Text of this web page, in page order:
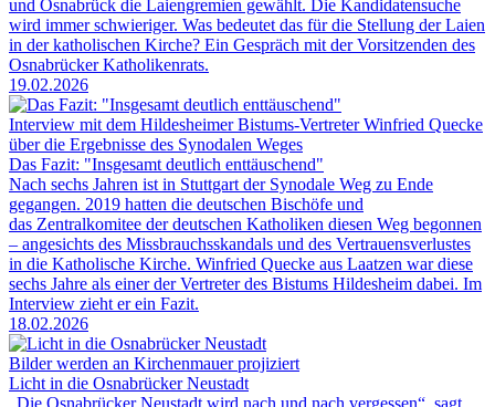
und Osnabrück die Laiengremien gewählt. Die Kandidatensuche
wird immer schwieriger. Was bedeutet das für die Stellung der Laien
in der katholischen Kirche? Ein Gespräch mit der Vorsitzenden des
Osnabrücker Katholikenrats.
19.02.2026
Interview mit dem Hildesheimer Bistums-Vertreter Winfried Quecke
über die Ergebnisse des Synodalen Weges
Das Fazit: "Insgesamt deutlich enttäuschend"
Nach sechs Jahren ist in Stuttgart der Synodale Weg zu Ende
gegangen. 2019 hatten die deutschen Bischöfe und
das Zentralkomitee der deutschen Katholiken diesen Weg begonnen
– angesichts des Missbrauchsskandals und des Vertrauensverlustes
in die Katholische Kirche. Winfried Quecke aus Laatzen war diese
sechs Jahre als einer der Vertreter des Bistums Hildesheim dabei. Im
Interview zieht er ein Fazit.
18.02.2026
Bilder werden an Kirchenmauer projiziert
Licht in die Osnabrücker Neustadt